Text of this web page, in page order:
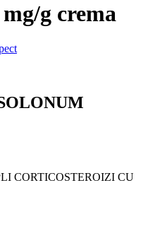
g crema
CORTICOSTEROIZI CU